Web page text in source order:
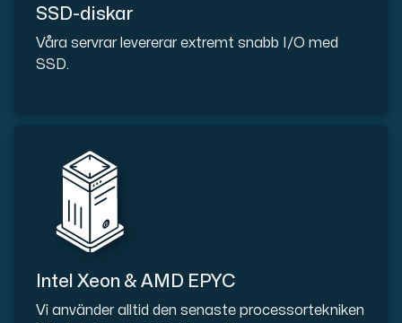
SSD-diskar
Våra servrar levererar extremt snabb I/O med
SSD.
Intel Xeon & AMD EPYC
Vi använder alltid den senaste processortekniken